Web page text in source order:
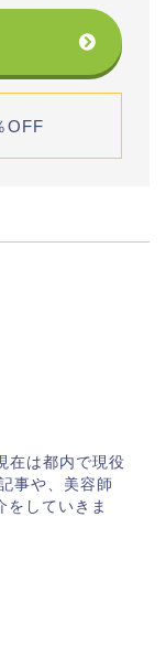
OFF
在は都内で現役
事や、美容師
をしていきま